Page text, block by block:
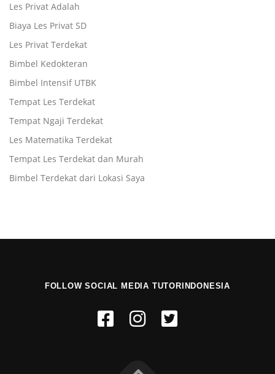
Les Privat Adalah
Biaya Les Privat SD
Les Privat Terdekat
Bimbel Kedokteran
Bimbel Intensif UTBK
Tempat Les Terdekat
Tempat Ngaji Terdekat
Les Matematika Terdekat
Tempat Les Terdekat dan Murah
Bimbel Terdekat dari Lokasi Saya
FOLLOW SOCIAL MEDIA TUTORINDONESIA